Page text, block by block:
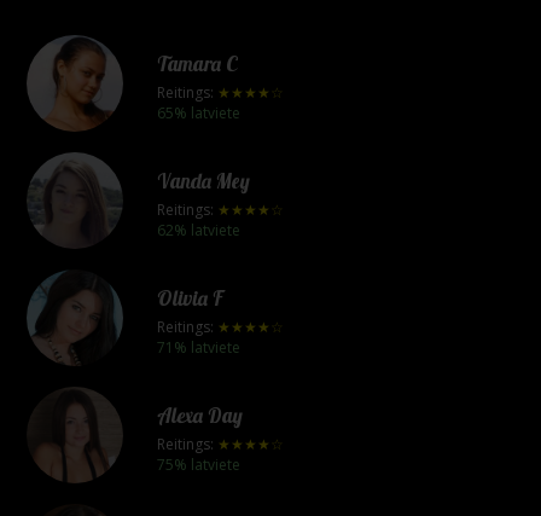
Tamara C
Reitings: ★★★★☆
65% latviete
Vanda Mey
Reitings: ★★★★☆
62% latviete
Olivia F
Reitings: ★★★★☆
71% latviete
Alexa Day
Reitings: ★★★★☆
75% latviete